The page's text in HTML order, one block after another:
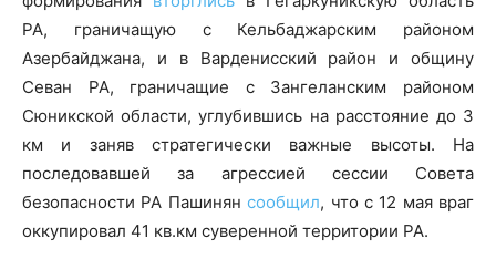
РА, граничащую с Кельбаджарским районом
Азербайджана, и в Варденисский район и общину
Севан РА, граничащие с Зангеланским районом
Сюникской области, углубившись на расстояние до 3
км и заняв стратегически важные высоты. На
последовавшей за агрессией сессии Совета
безопасности РА Пашинянсообщил, что с 12 мая враг
оккупировал 41 кв.км суверенной территории РА.